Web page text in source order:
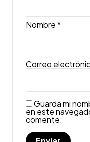
Nombre*
Correo
Guarda mi
en este
comente.